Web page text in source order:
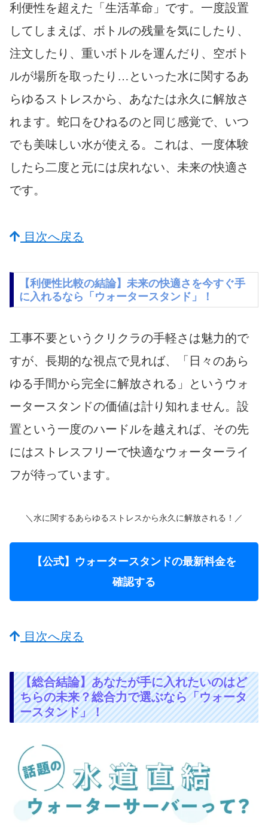
利便性を超えた「生活革命」です。一度設置
してしまえば、ボトルの残量を気にしたり、
注文したり、重いボトルを運んだり、空ボト
ルが場所を取ったり…といった水に関するあ
らゆるストレスから、あなたは永久に解放さ
れます。蛇口をひねるのと同じ感覚で、いつ
でも美味しい水が使える。これは、一度体験
したら二度と元には戻れない、未来の快適さ
です。
目次へ戻る
【利便性比較の結論】未来の快適さを今すぐ手
に入れるなら「ウォータースタンド」！
工事不要というクリクラの手軽さは魅力的で
すが、長期的な視点で見れば、「日々のあら
ゆる手間から完全に解放される」というウォ
ータースタンドの価値は計り知れません。設
置という一度のハードルを越えれば、その先
にはストレスフリーで快適なウォーターライ
フが待っています。
＼水に関するあらゆるストレスから永久に解放される！／
【公式】ウォータースタンドの最新料金を
確認する
目次へ戻る
【総合結論】あなたが手に入れたいのはど
ちらの未来？総合力で選ぶなら「ウォータ
ースタンド」！